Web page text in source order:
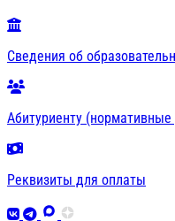
Сведения об
Абитуриенту
Реквизиты для оплаты